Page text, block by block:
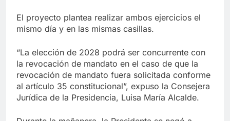
El proyecto plantea realizar ambos ejercicios el
mismo día y en las mismas casillas.
“La elección de 2028 podrá ser concurrente con
la revocación de mandato en el caso de que la
revocación de mandato fuera solicitada conforme
al artículo 35 constitucional”, expuso la Consejera
Jurídica de la Presidencia, Luisa María Alcalde.